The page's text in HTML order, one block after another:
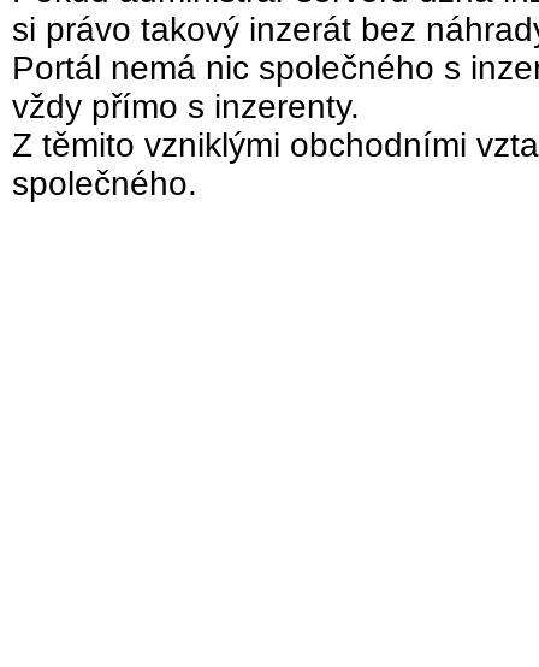
si právo takový inzerát bez
Portál nemá nic společného s
vždy přímo s inzerenty.
Z těmito vzniklými obchodními
společného.